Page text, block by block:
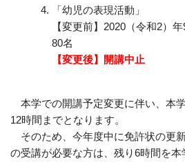
「幼児の表現活動」
【変更前】2020（令和2）
80名
【変更後】開講中止
本学での開講予定変更に伴い、本
12時間までとなります。
そのため、今年度中に免許状の更
の受講が必要な方は、残り6時間を